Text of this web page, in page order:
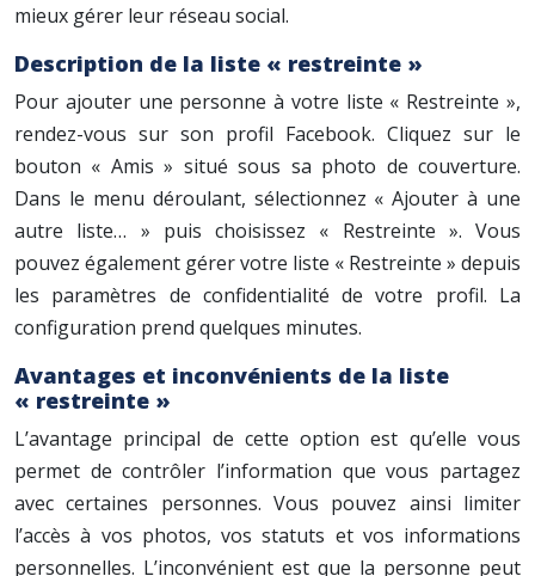
mieux gérer leur réseau social.
Description de la liste « restreinte »
Pour ajouter une personne à votre liste « Restreinte »,
rendez-vous sur son profil Facebook. Cliquez sur le
bouton « Amis » situé sous sa photo de couverture.
Dans le menu déroulant, sélectionnez « Ajouter à une
autre liste… » puis choisissez « Restreinte ». Vous
pouvez également gérer votre liste « Restreinte » depuis
les paramètres de confidentialité de votre profil. La
configuration prend quelques minutes.
Avantages et inconvénients de la liste
« restreinte »
L’avantage principal de cette option est qu’elle vous
permet de contrôler l’information que vous partagez
avec certaines personnes. Vous pouvez ainsi limiter
l’accès à vos photos, vos statuts et vos informations
personnelles. L’inconvénient est que la personne peut